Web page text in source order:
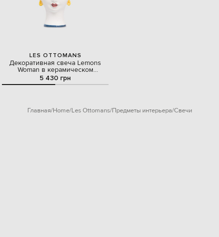
LES OTTOMANS
Декоративная свеча Lemons
Woman в керамическом
подсвечнике
5 430 грн
Главная Home Les Ottomans Предметы интерьера Свечи